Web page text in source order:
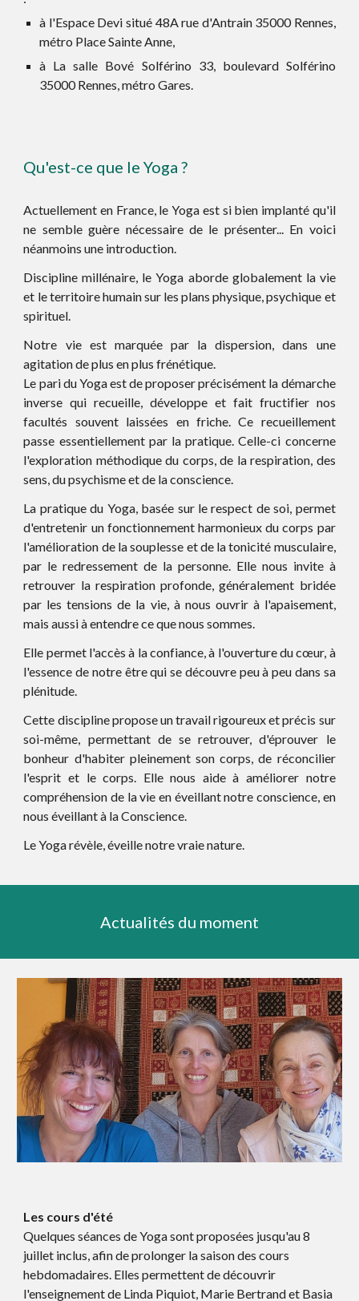
à l'Espace Devi situé 48A rue d'Antrain 35000 Rennes,
métro Place Sainte Anne,
à La salle Bové Solférino 33, boulevard Solférino
35000 Rennes, métro Gares.
Qu'est-ce que le Yoga ?
Actuellement en France, le Yoga est si bien implanté qu'il
ne semble guère nécessaire de le présenter... En voici
néanmoins une introduction.
Discipline millénaire, le Yoga aborde globalement la vie
et le territoire humain sur les plans physique, psychique et
spirituel.
Notre vie est marquée par la dispersion, dans une
agitation de plus en plus frénétique.
Le pari du Yoga est de proposer précisément la démarche
inverse qui recueille, développe et fait fructifier nos
facultés souvent laissées en friche. Ce recueillement
passe essentiellement par la pratique. Celle-ci concerne
l'exploration méthodique du corps, de la respiration, des
sens, du psychisme et de la conscience.
La pratique du Yoga, basée sur le respect de soi, permet
d'entretenir un fonctionnement harmonieux du corps par
l'amélioration de la souplesse et de la tonicité musculaire,
par le redressement de la personne. Elle nous invite à
retrouver la respiration profonde, généralement bridée
par les tensions de la vie, à nous ouvrir à l'apaisement,
mais aussi à entendre ce que nous sommes.
Elle permet l'accès à la confiance, à l'ouverture du cœur, à
l'essence de notre être qui se découvre peu à peu dans sa
plénitude.
Cette discipline propose un travail rigoureux et précis sur
soi-même, permettant de se retrouver, d'éprouver le
bonheur d'habiter pleinement son corps, de réconcilier
l'esprit et le corps. Elle nous aide à améliorer notre
compréhension de la vie en éveillant notre conscience, en
nous éveillant à la Conscience.
Le Yoga révèle, éveille notre vraie nature.
Actualités du moment
Les cours d'été
Quelques séances de Yoga sont proposées jusqu'au 8
juillet inclus, afin de prolonger la saison des cours
hebdomadaires. Elles permettent de découvrir
l'enseignement de Linda Piquiot, Marie Bertrand et Basia